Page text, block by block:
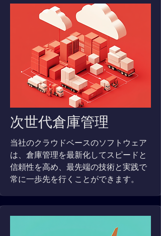
次世代倉庫管理
当社のクラウドベースのソフトウェア
は、倉庫管理を最新化してスピードと
信頼性を高め、最先端の技術と実践で
常に一歩先を行くことができます。